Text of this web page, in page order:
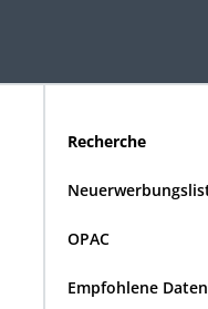
Recherche
OPAC
Empfohlene